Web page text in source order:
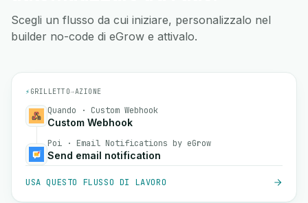
Scegli un flusso da cui iniziare, personalizzalo nel
builder no-code di eGrow e attivalo.
⚡ GRILLETTO→AZIONE
Quando · Custom Webhook
Custom Webhook
Poi · Email Notifications by eGrow
Send email notification
USA QUESTO FLUSSO DI LAVORO